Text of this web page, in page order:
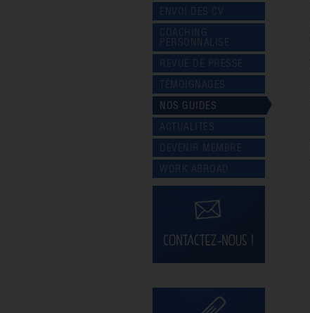
ENVOI DES CV
COACHING
PERSONNALISÉ
REVUE DE PRESSE
TÉMOIGNAGES
NOS GUIDES
ACTUALITÉS
DEVENIR MEMBRE
WORK ABROAD